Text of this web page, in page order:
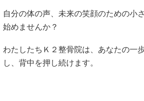
自分の体の声、未来の笑顔のための小
始めませんか？
わたしたちＫ２整骨院は、あなたの一
し、背中を押し続けます。